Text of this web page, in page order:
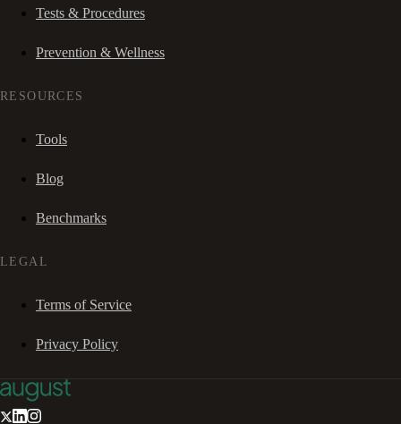
Tests & Procedures
Prevention & Wellness
RESOURCES
Tools
Blog
Benchmarks
LEGAL
Terms of Service
Privacy Policy